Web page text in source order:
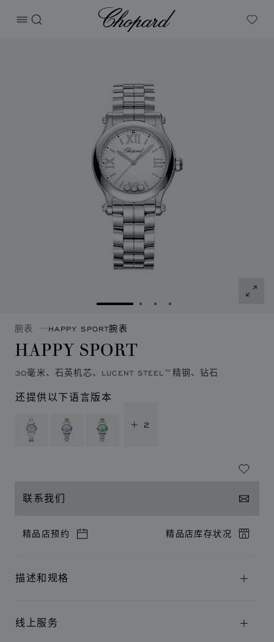
打开菜单
搜索
Chopard
My
转到幻灯片 1转到幻灯片 2
转到幻灯片 3
转到幻灯片 4
腕表 HAPPY SPORT腕表
HAPPY SPORT
30毫米、石英机芯、LUCENT STEEL™精钢、钻石
还提供以下语言版本
+ 2
联系我们
精品店预约 精品店库存状况
描述和规格
线上服务